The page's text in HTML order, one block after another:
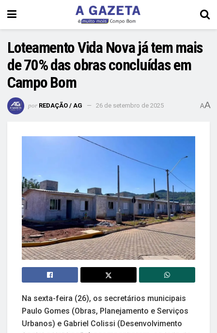
Loteamento Vida Nova já tem mais
de 70% das obras concluídas em
Campo Bom
por REDAÇÃO / AG 26 de setembro de 2025 AA
Na sexta-feira (26), os secretários municipais
Paulo Gomes (Obras, Planejamento e Serviços
Urbanos) e Gabriel Colissi (Desenvolvimento